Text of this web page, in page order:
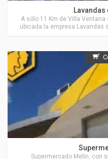
Actividades
A sólo 11 Km de Villa
ubicada la empresa Lavandas
Actividades en
Supermercado Melin, con